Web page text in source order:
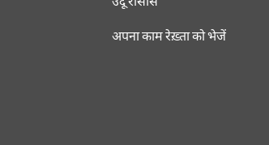
अपना काम रेख़्ता को भेजें